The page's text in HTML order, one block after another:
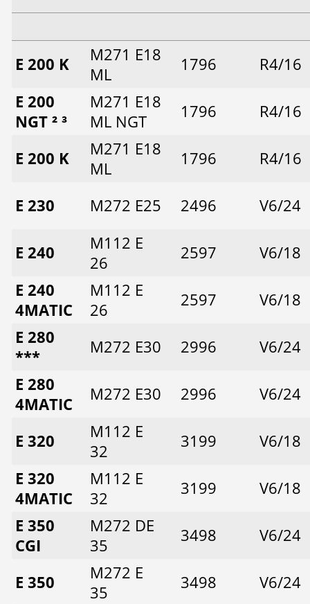
E 200 K
M271 E18
ML
1796
R4/16
E 200
NGT ² ³
M271 E18
ML NGT
1796 R4/16
E 200 K
M271 E18
ML
1796 R4/16
E 230 M272 E25 2496 V6/24
E 240
M112 E
26
2597
V6/18
E 240
4MATIC
M112 E
26
2597
V6/18
E 280
***
M272 E30 2996
V6/24
E 280
4MATIC
M272 E30 2996 V6/24
E 320
M112 E
32
3199
V6/18
E 320
4MATIC
M112 E
32
3199
V6/18
E 350
CGI
M272 DE
35
3498 V6/24
E 350
M272 E
35
3498
V6/24